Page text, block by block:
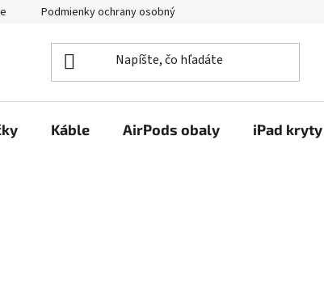
Podmienky ochrany osobných údajov
Káble AirPods obaly iPad kryty